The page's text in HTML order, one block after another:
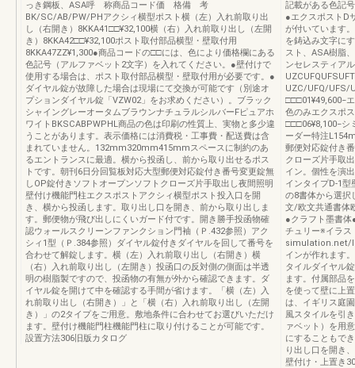
っき鋼板、ASA呼 称商品コード価 格備 考
BK/SC/AB/PW/PHアクシィ横型ポスト横（左）入れ前取り出
し（右開き）8KKA41□□¥32,100横（右）入れ前取り出し（左開
き）8KKA42□□¥32,100ポスト取付部品横型・壁取付用
8KKA47ZZ¥1,300●商品コードの□□には、色により価格欄にある
色記号（アルファベット2文字）を入れてください。●壁付けで
使用する場合は、ポスト取付部品横型・壁取付用が必要です。●
ダイヤル錠が故障した場合は現場にて交換が可能です（別途オ
プションダイヤル錠「VZW02」をお求めください）。ブラック
シャイングレーオータムブラウンナチュラルシルバーFピュアホ
ワイトBKSCABPWPHL商品の色は印刷の性質上、実物と多少違
うことがあります。表示価格には消費税・工事費・配送費は含
まれていません。132mm320mm415mmスペースに制約のあ
るエントランスに最適。横から投函し、前から取り出せるポス
トです。朝刊6日分回覧板対応大型郵便対応錠付き番号変更錠無
しOP錠付きソフトオープンソフトクローズ片手取出し夜間照明
壁付け機能門柱エクスポストアクシィ横型ポスト投入口を開
き、横から投函します。取り出し口を開き、前から取り出しま
す。郵便物が飛び出しにくいガード付です。開き勝手投函物確
認ウォールスクリーンファンクション門袖（Ｐ.432参照）アク
シィ1型（Ｐ.384参照）ダイヤル錠付きダイヤルを回して番号を
合わせて解錠します。横（左）入れ前取り出し（右開き）横
（右）入れ前取り出し（左開き）投函口の反対側の側面は半透
明の樹脂製ですので、投函物の有無が外から確認できます。ダ
イヤル錠を開けて中を確認する手間が省けます。「横（左）入
れ前取り出し（右開き）」と「横（右）入れ前取り出し（左開
き）」の2タイプをご用意。敷地条件に合わせてお選びいただけ
ます。壁付け機能門柱機能門柱に取り付けることが可能です。
設置方法306旧版カタログ
記載がある色記
●エクスポストD
が付いています
を鋳込み文字に
スト、ASA樹脂
ンセレスティア
UZC/UFQ/UFS/
□□□01¥49,600−
色のみエクスポ
□□□06¥8,100−シ
ーダー特注
郵便対応錠付き
クローズ片手取
イン。個性を演
インタイプD-1型
の8書体から選択
文/欧文共通書体
●クラフト墨書
チュリー※イラ
simulation.net/
インが作れます
タイルダイヤル
ます。付属部品
を使って壁に上
は、イギリス庭
風スタイルを引
ァベット）を用
にすることもで
り出し口を開き
壁付け・上置き